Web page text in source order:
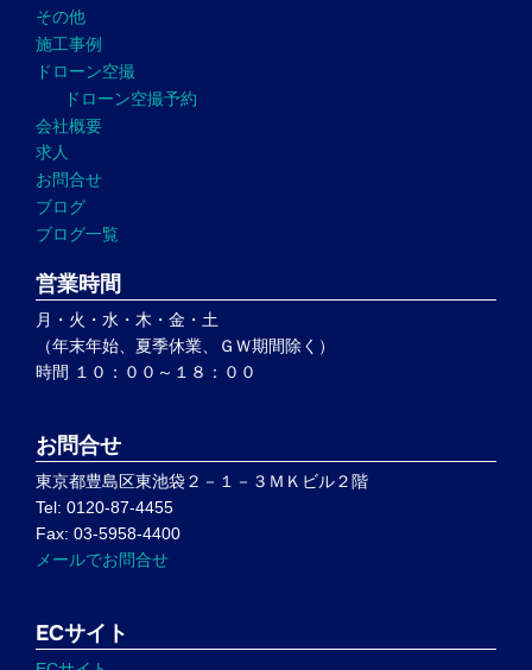
その他
施工事例
ドローン空撮
ドローン空撮予約
会社概要
求人
お問合せ
ブログ
ブログ一覧
営業時間
月・火・水・木・金・土
（年末年始、夏季休業、ＧＷ期間除く）
時間 １０：００～１８：００
お問合せ
東京都豊島区東池袋２－１－３ＭＫビル２階
Tel: 0120-87-4455
Fax: 03-5958-4400
メールでお問合せ
ECサイト